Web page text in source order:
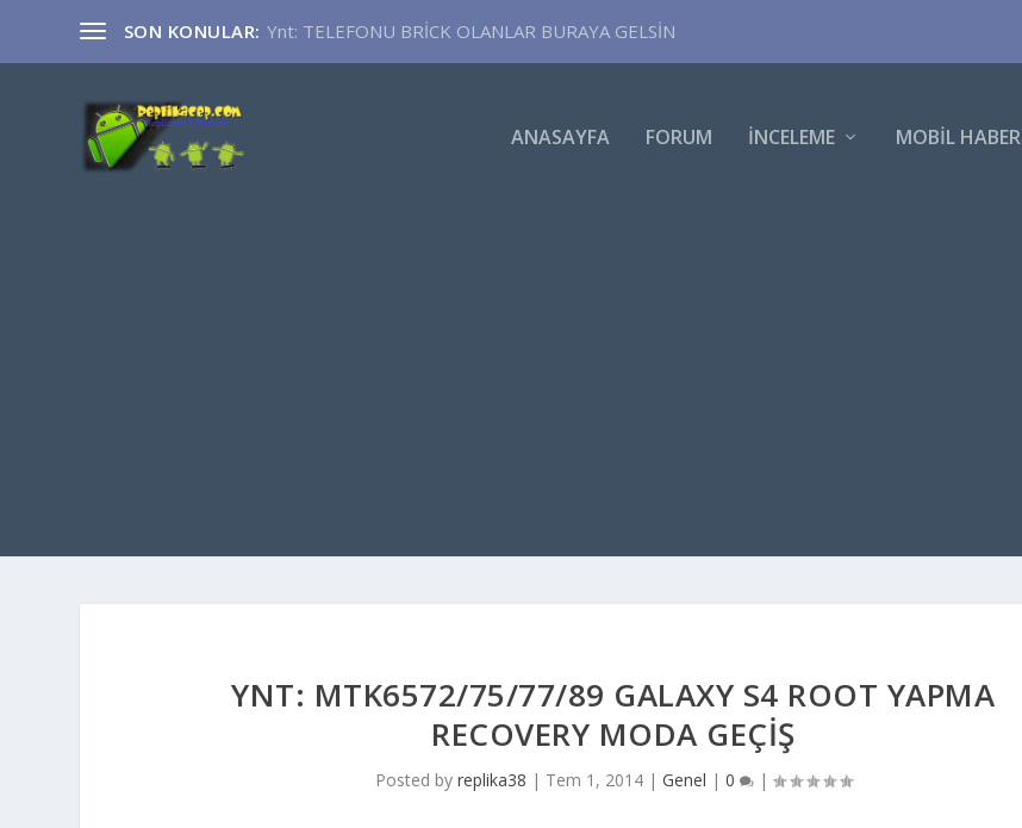
SON KONULAR: Ynt: TELEFONU BRİCK OLANLAR BURAYA GELSİN
ANASAYFA FORUM İNCELEME MOBIL HABER
YNT: MTK6572/75/77/89 GALAXY S4 ROOT YAPMA
RECOVERY MODA GEÇİŞ
Posted by replika38 | Tem 1, 2014| Genel | 0 |